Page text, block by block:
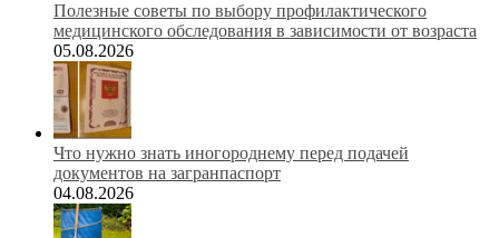
Полезные советы по выбору профилактического
медицинского обследования в зависимости от возраста
05.08.2026
Что нужно знать иногороднему перед подачей
документов на загранпаспорт
04.08.2026